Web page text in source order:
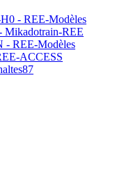
- REE-Modèles
Mikadotrain-REE
- REE-Modèles
ACCESS